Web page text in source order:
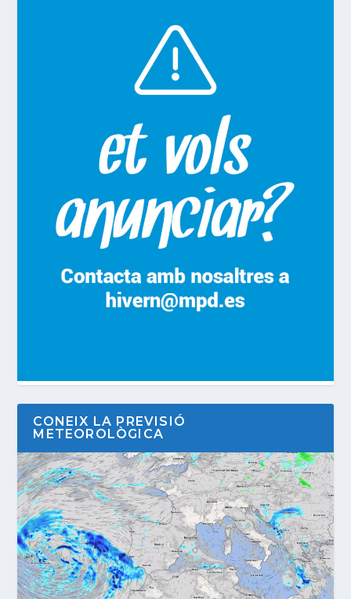
CONEIX LA PREVISIÓ
METEOROLÒGICA